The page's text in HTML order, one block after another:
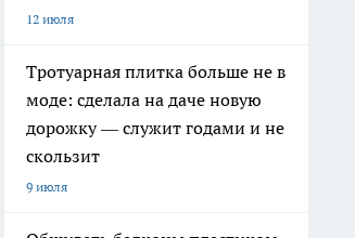
12 июля
Тротуарная плитка больше не в
моде: сделала на даче новую
дорожку — служит годами и не
скользит
9 июля